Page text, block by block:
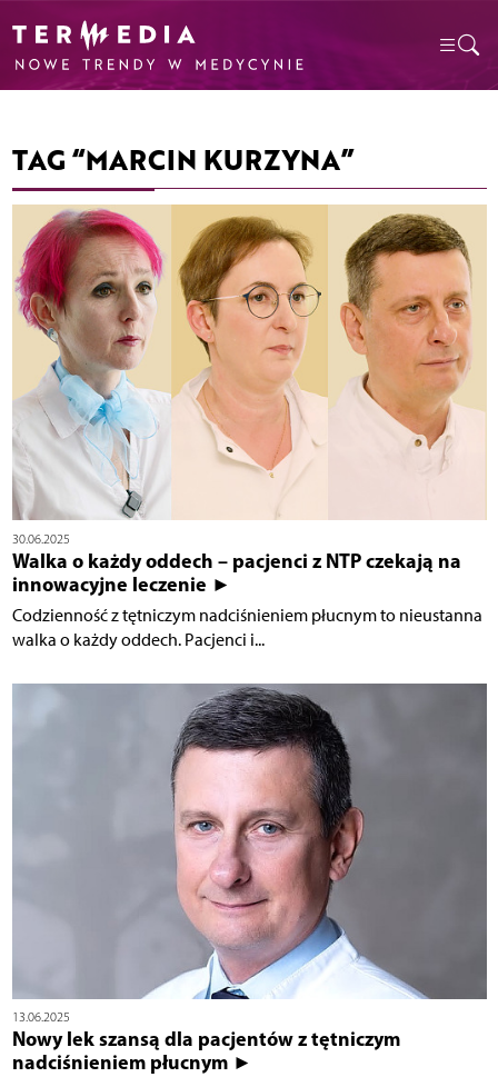
TAG “MARCIN KURZYNA”
30.06.2025
Walka o każdy oddech – pacjenci z NTP czekają na
innowacyjne leczenie ►
Codzienność z tętniczym nadciśnieniem płucnym to nieustanna
walka o każdy oddech. Pacjenci i...
13.06.2025
Nowy lek szansą dla pacjentów z tętniczym
nadciśnieniem płucnym ►